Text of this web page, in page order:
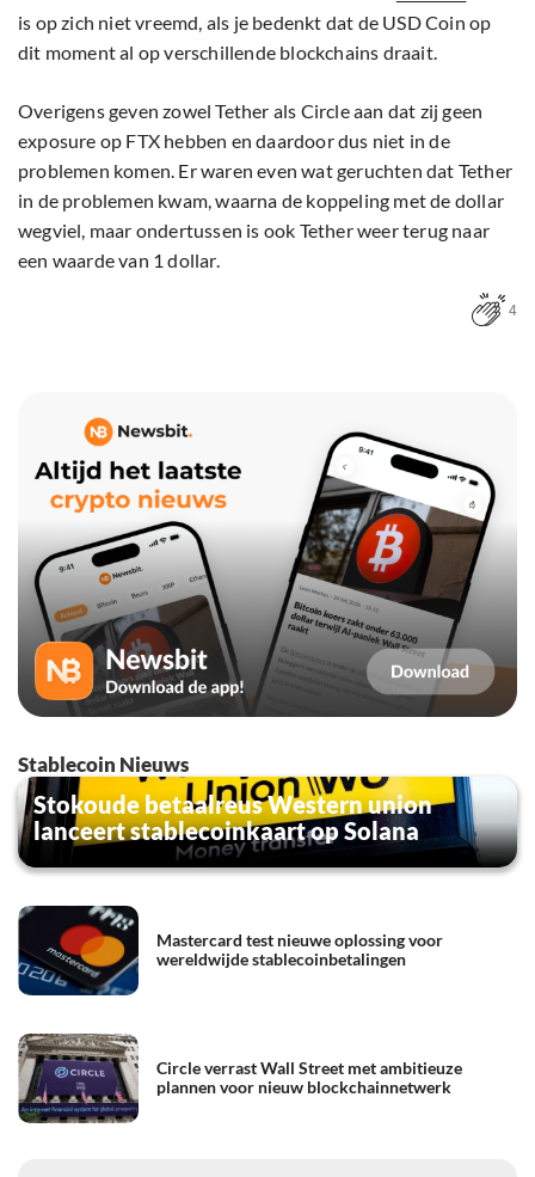
is op zich niet vreemd, als je bedenkt dat de USD Coin op
dit moment al op verschillende blockchains draait.
Overigens geven zowel Tether als Circle aan dat zij geen
exposure op FTX hebben en daardoor dus niet in de
problemen komen. Er waren even wat geruchten dat Tether
in de problemen kwam, waarna de koppeling met de dollar
wegviel, maar ondertussen is ook Tether weer terug naar
een waarde van 1 dollar.
4
Stablecoin Nieuws
Stokoude betaalreus Western union
lanceert stablecoinkaart op Solana
Mastercard test nieuwe oplossing voor
wereldwijde stablecoinbetalingen
Circle verrast Wall Street met ambitieuze
plannen voor nieuw blockchainnetwerk